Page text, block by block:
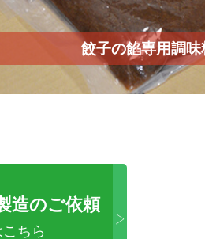
餃子の餡専用調味
造のご依頼
ちら
>